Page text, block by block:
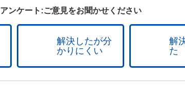
アンケート:ご意見をお聞かせください
解決したが分
かりにくい
解
た